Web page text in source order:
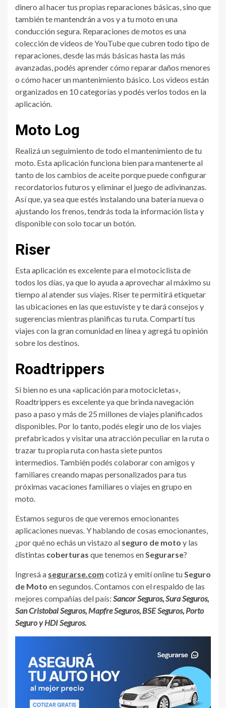
dinero al hacer tus propias reparaciones básicas, sino que
también te mantendrán a vos y a tu moto en una
conducción segura. Reparaciones de motos es una
colección de videos de YouTube que cubren todo tipo de
reparaciones, desde las más básicas hasta las más
avanzadas, podés aprender cómo reparar daños menores
o cómo hacer un mantenimiento básico. Los videos están
organizados en 10 categorías y podés verlos todos en la
aplicación.
‍Moto Log
Realizá un seguimiento de todo el mantenimiento de tu
moto. Esta aplicación funciona bien para mantenerte al
tanto de los cambios de aceite porque puede configurar
recordatorios futuros y eliminar el juego de adivinanzas.
Así que, ya sea que estés instalando una batería nueva o
ajustando los frenos, tendrás toda la información lista y
disponible con solo tocar un botón.
Riser
Esta aplicación es excelente para el motociclista de
todos los días, ya que lo ayuda a aprovechar al máximo su
tiempo al atender sus viajes. Riser te permitirá etiquetar
las ubicaciones en las que estuviste y te dará consejos y
sugerencias mientras planificas tu ruta. Compartí tus
viajes con la gran comunidad en línea y agregá tu opinión
sobre los destinos.
‍Roadtrippers
Si bien no es una «aplicación para motocicletas»,
Roadtrippers es excelente ya que brinda navegación
paso a paso y más de 25 millones de viajes planificados
disponibles. Por lo tanto, podés elegir uno de los viajes
prefabricados y visitar una atracción peculiar en la ruta o
trazar tu propia ruta con hasta siete puntos
intermedios. También podés colaborar con amigos y
familiares creando mapas personalizados para tus
próximas vacaciones familiares o viajes en grupo en
moto.
Estamos seguros de que veremos emocionantes
aplicaciones nuevas. Y hablando de cosas emocionantes,
¿por qué no echás un vistazo al seguro de moto y las
distintas coberturas que tenemos en Segurarse?
Ingresá a segurarse.com cotizá y emití online tu Seguro
de Moto en segundos. Contamos con el respaldo de las
mejores compañías del país: Sancor Seguros, Sura Seguros,
San Cristobal Seguros, Mapfre Seguros, BSE Seguros, Porto
Seguro y HDI Seguros.